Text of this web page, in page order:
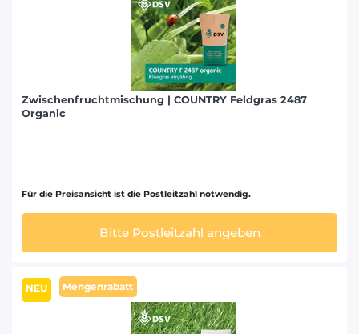
Zwischenfruchtmischung | COUNTRY Feldgras 2487
Organic
Für die Preisansicht ist die Postleitzahl notwendig.
Bitte Postleitzahl angeben
NEU Mengenrabatt